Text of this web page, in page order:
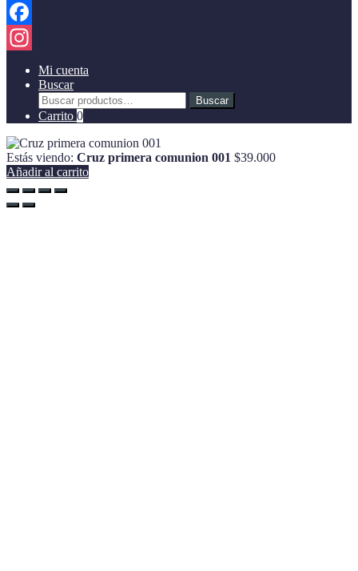
Facebook
Instagram
Mi cuenta
Buscar
Buscar
por:
Buscar
Carrito 0
Estás viendo: Cruz primera comunion 001 $39.000
Añadir al carrito